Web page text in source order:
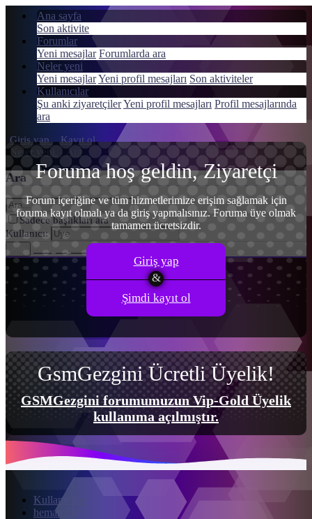
Ana sayfa
Son aktivite
Forumlar
Yeni mesajlar Forumlarda ara
Neler yeni
Yeni mesajlarYeni profil mesajları Son aktiviteler
Kullanıcılar
Şu anki ziyaretçilerYeni profil mesajları Profil mesajlarında
ara
Giriş yap
Kayıt ol
Neler yeni
Ara
Ara
Sadece başlıkları ara
Kullanıcı:
Ara Gelişmiş Arama…
Menü
Giriş yap
Kayıt ol
Foruma hoş geldin, Ziyaretçi
Forum içeriğine ve tüm hizmetlerimize erişim sağlamak için
foruma kayıt olmalı ya da giriş yapmalısınız. Foruma üye olmak
tamamen ücretsizdir.
Giriş yap
Şimdi kayıt ol
GsmGezgini Ücretli Üyelik!
GSMGezgini forumumuzun Vip-Gold Üyelik
kullanıma açılmıştır.
Kullanıcılar
hemam84